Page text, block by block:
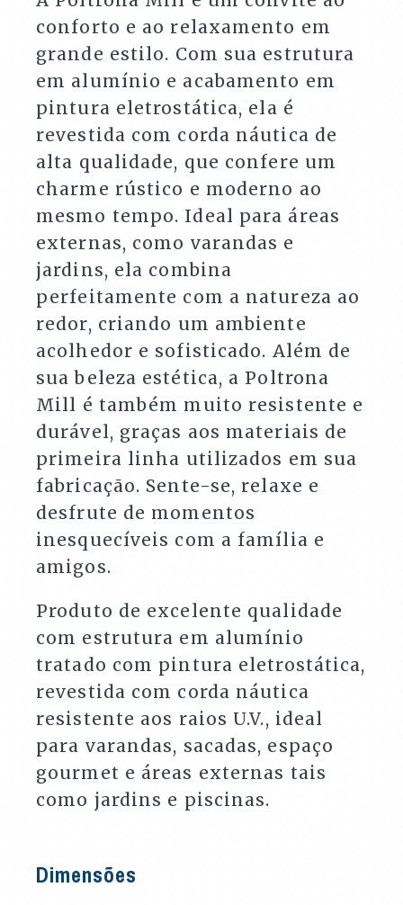
quantidade
conforto e ao relaxamento em
grande estilo. Com sua estrutura
em alumínio e acabamento em
pintura eletrostática, ela é
revestida com corda náutica de
alta qualidade, que confere um
charme rústico e moderno ao
mesmo tempo. Ideal para áreas
externas, como varandas e
jardins, ela combina
perfeitamente com a natureza ao
redor, criando um ambiente
acolhedor e sofisticado. Além de
sua beleza estética, a Poltrona
Mill é também muito resistente e
durável, graças aos materiais de
primeira linha utilizados em sua
fabricação. Sente-se, relaxe e
desfrute de momentos
inesquecíveis com a família e
amigos.
Produto de excelente qualidade
com estrutura em alumínio
tratado com pintura eletrostática,
revestida com corda náutica
resistente aos raios U.V., ideal
para varandas, sacadas, espaço
gourmet e áreas externas tais
como jardins e piscinas.
Dimensões